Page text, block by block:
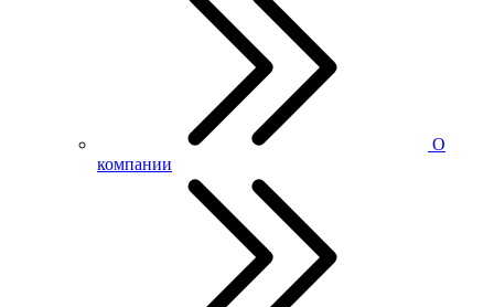
О
компании